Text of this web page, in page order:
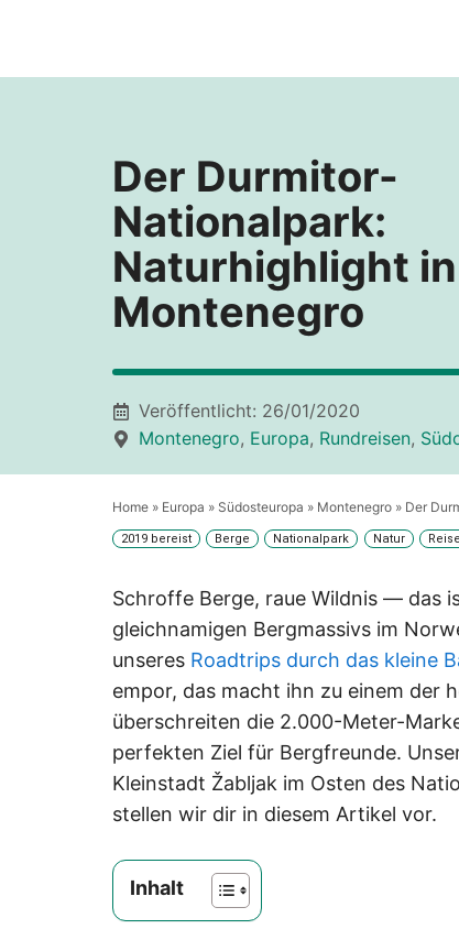
springen
Der Durmitor-
Nationalpark:
Naturhighlight in
Montenegro
Veröffentlicht: 26/01/2020
Montenegro, Europa, Rundreisen,
Home » Europa » Südosteuropa » Montenegro » Der
2019 bereist Berge Nationalpark Natur
Schroffe Berge, raue Wildnis — das
gleichnamigen Bergmassivs im
unseres Roadtrips durch das kleine
empor, das macht ihn zu einem der
überschreiten die 2.000-Meter-
perfekten Ziel für Bergfreunde.
Kleinstadt Žabljak im Osten des
stellen wir dir in diesem Artikel vor.
Inhalt